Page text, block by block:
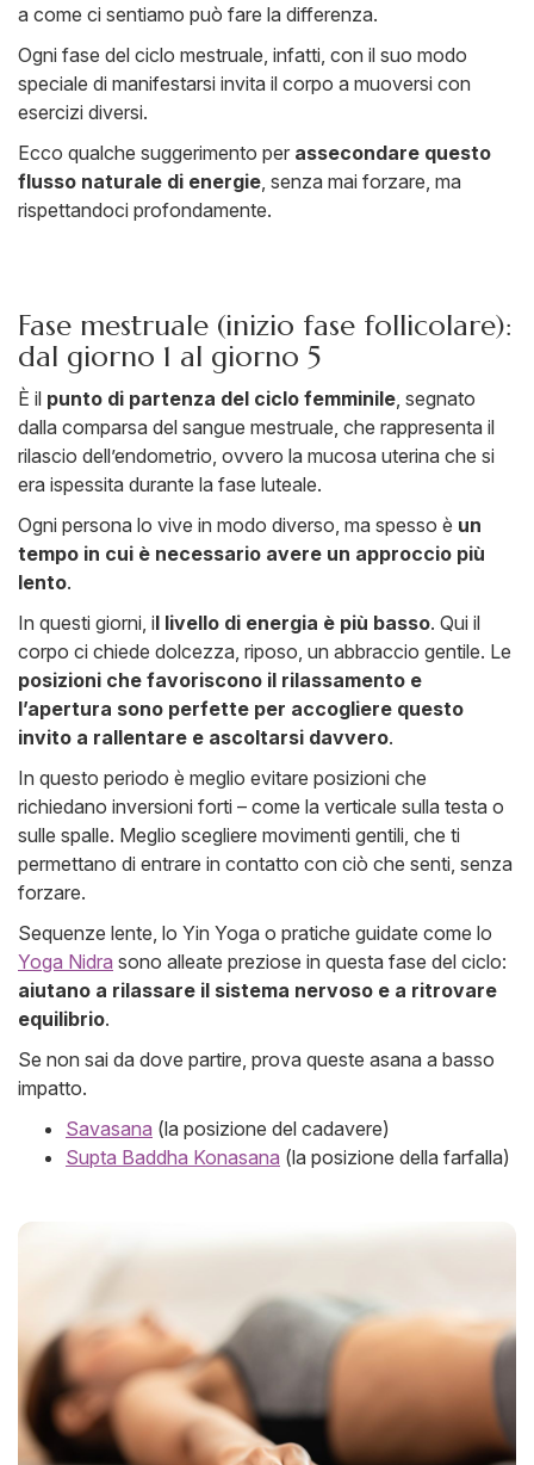
a come ci sentiamo può fare la differenza.
Ogni fase del ciclo mestruale, infatti, con il suo modo
speciale di manifestarsi invita il corpo a muoversi con
esercizi diversi.
Ecco qualche suggerimento per assecondare questo
flusso naturale di energie , senza mai forzare, ma
rispettandoci profondamente.
Fase mestruale (inizio fase follicolare):
dal giorno 1 al giorno 5
È il punto di partenza del ciclo femminile , segnato
dalla comparsa del sangue mestruale, che rappresenta il
rilascio dell’endometrio, ovvero la mucosa uterina che si
era ispessita durante la fase luteale.
Ogni persona lo vive in modo diverso, ma spesso è un
tempo in cui è necessario avere un approccio più
lento.
In questi giorni, il livello di energia è più basso. Qui il
corpo ci chiede dolcezza, riposo, un abbraccio gentile. Le
posizioni che favoriscono il rilassamento e
l’apertura sono perfette per accogliere questo
invito a rallentare e ascoltarsi davvero.
In questo periodo è meglio evitare posizioni che
richiedano inversioni forti – come la verticale sulla testa o
sulle spalle. Meglio scegliere movimenti gentili, che ti
permettano di entrare in contatto con ciò che senti, senza
forzare.
Sequenze lente, lo Yin Yoga o pratiche guidate come lo
Yoga Nidra sono alleate preziose in questa fase del ciclo:
aiutano a rilassare il sistema nervoso e a ritrovare
equilibrio.
Se non sai da dove partire, prova queste asana a basso
impatto.
Savasana (la posizione del cadavere)
Supta Baddha Konasana (la posizione della farfalla)